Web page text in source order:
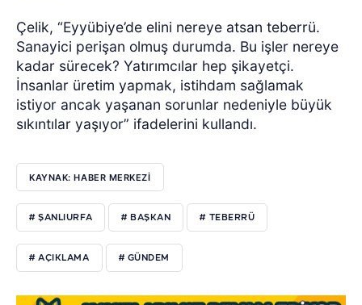
Çelik, “Eyyübiye’de elini nereye atsan teberrü.
Sanayici perişan olmuş durumda. Bu işler nereye
kadar sürecek? Yatırımcılar hep şikayetçi.
İnsanlar üretim yapmak, istihdam sağlamak
istiyor ancak yaşanan sorunlar nedeniyle büyük
sıkıntılar yaşıyor” ifadelerini kullandı.
KAYNAK: HABER MERKEZİ
# ŞANLIURFA # BAŞKAN # TEBERRÜ
# AÇIKLAMA # GÜNDEM